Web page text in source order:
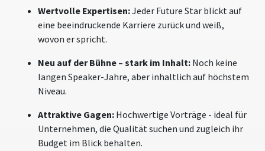
Wertvolle Expertisen:Jeder Future Star blickt auf
eine beeindruckende Karriere zurück und weiß,
wovon er spricht.
Neu auf der Bühne – stark im Inhalt: Noch keine
langen Speaker-Jahre, aber inhaltlich auf höchstem
Niveau.
Attraktive Gagen: Hochwertige Vorträge - ideal für
Unternehmen, die Qualität suchen und zugleich ihr
Budget im Blick behalten.